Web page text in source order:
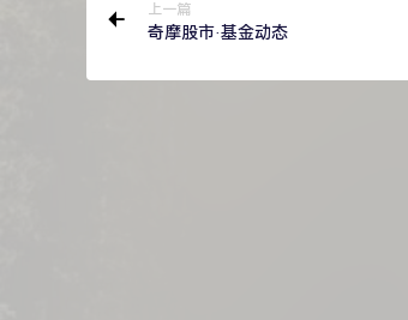
上一篇
奇摩股市·基金动态